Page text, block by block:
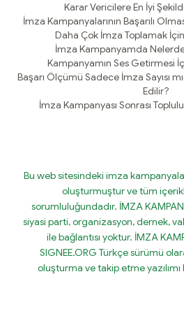
Karar Vericilere En İyi
İmza Kampanyalarının Başarılı
Daha Çok İmza Toplamak
İmza Kampanyamda
Kampanyamın Ses Getirmesi
Başarı Ölçümü Sadece İmza Sayısı
Edilir?
İmza Kampanyası Sonrası
Bu web sitesindeki imza
oluşturmuştur ve tüm
sorumluluğundadır. İMZA
siyasi parti, organizasyon, dernek,
ile bağlantısı yoktur. İMZA
SIGNEE.ORG Türkçe sürümü
oluşturma ve takip etme